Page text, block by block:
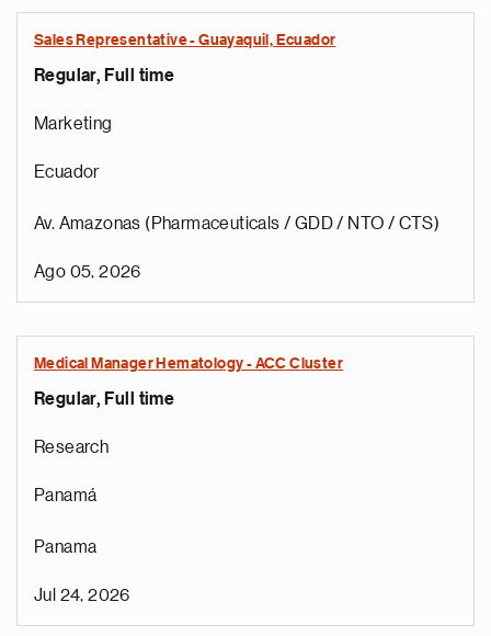
Sales Representative - Guayaquil, Ecuador
Regular, Full time
Marketing
Ecuador
Av. Amazonas (Pharmaceuticals / GDD / NTO / CTS)
Ago 05, 2026
Medical Manager Hematology - ACC Cluster
Regular, Full time
Research
Panamá
Panama
Jul 24, 2026